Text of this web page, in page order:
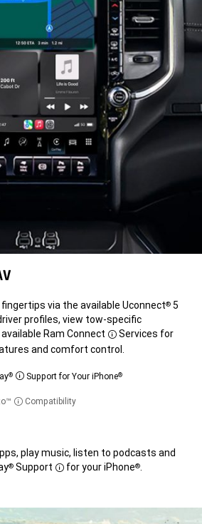
via the available Uconnect® 5
profiles, view tow-specific
Ram Connect
Disclosure
Services for
and comfort control.
® Disclosure
Support for Your iPhone®
Disclosure
Compatibility
play music, listen to podcasts and
® Support
Disclosure
for your iPhone®.